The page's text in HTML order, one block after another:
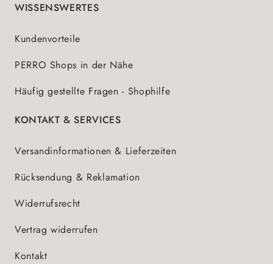
WISSENSWERTES
Kundenvorteile
PERRO Shops in der Nähe
Häufig gestellte Fragen - Shophilfe
KONTAKT & SERVICES
Versandinformationen & Lieferzeiten
Rücksendung & Reklamation
Widerrufsrecht
Vertrag widerrufen
Kontakt